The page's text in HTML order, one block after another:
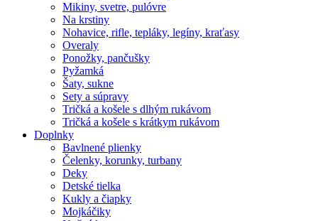
Mikiny, svetre, pulóvre
Na krstiny
Nohavice, rifle, tepláky, legíny, kraťasy
Overaly
Ponožky, pančušky
Pyžamká
Šaty, sukne
Sety a súpravy
Tričká a košele s dlhým rukávom
Tričká a košele s krátkym rukávom
Doplnky
Bavlnené plienky
Čelenky, korunky, turbany
Deky
Detské tielka
Kukly a čiapky
Mojkáčiky